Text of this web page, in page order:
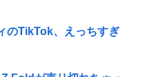
のTikTok、えっちすぎ